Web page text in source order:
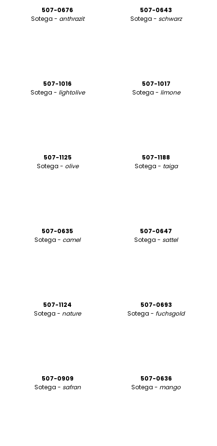
507-0676
Sotega - anthrazit
507-0643
Sotega - schwarz
507-1016
Sotega - lightolive
507-1017
Sotega - limone
507-1125
Sotega - olive
507-1188
Sotega - taiga
507-0635
Sotega - camel
507-0647
Sotega - sattel
507-1124
Sotega - nature
507-0693
Sotega - fuchsgold
507-0909
Sotega - safran
507-0636
Sotega - mango